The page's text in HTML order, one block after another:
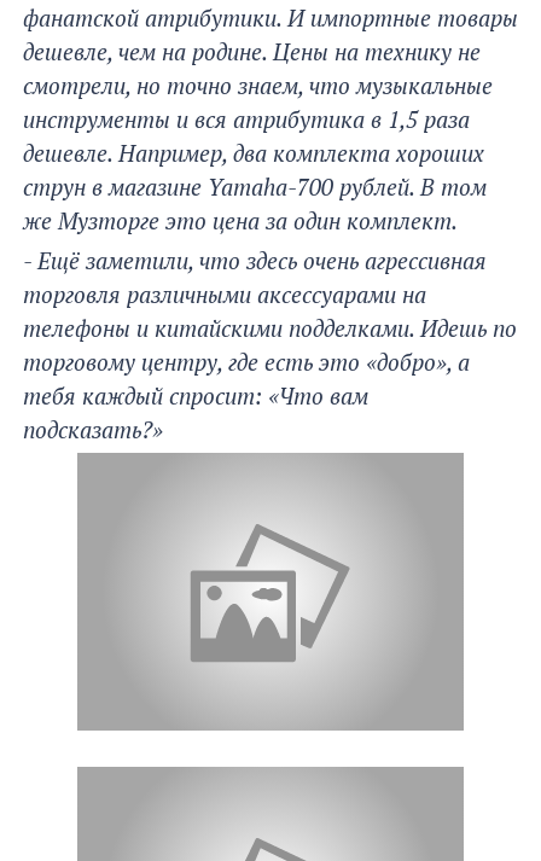
фанатской атрибутики. И импортные товары
дешевле, чем на родине. Цены на технику не
смотрели, но точно знаем, что музыкальные
инструменты и вся атрибутика в 1,5 раза
дешевле. Например, два комплекта хороших
струн в магазине Yamaha-700 рублей. В том
же Музторге это цена за один комплект.
- Ещё заметили, что здесь очень агрессивная
торговля различными аксессуарами на
телефоны и китайскими подделками. Идешь по
торговому центру, где есть это «добро», а
тебя каждый спросит: «Что вам
подсказать?» ​​​​​​​